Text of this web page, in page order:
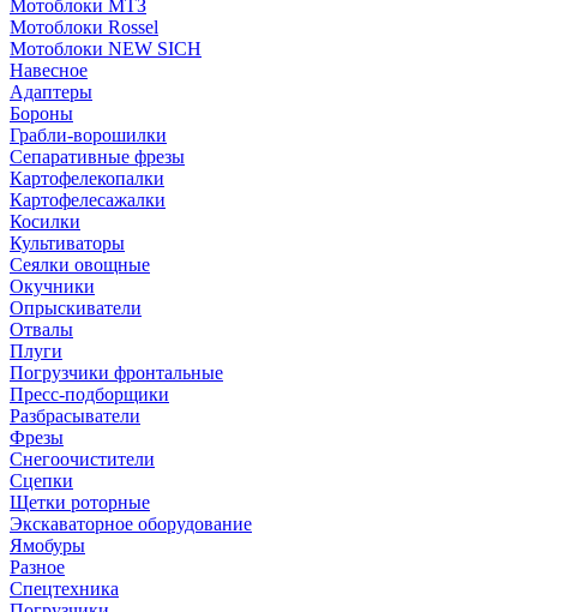
Мотоблоки МТЗ
Мотоблоки Rossel
Мотоблоки NEW SICH
Навесное
Адаптеры
Бороны
Грабли-ворошилки
Сепаративные фрезы
Картофелекопалки
Картофелесажалки
Косилки
Культиваторы
Сеялки овощные
Окучники
Опрыскиватели
Отвалы
Плуги
Погрузчики фронтальные
Пресс-подборщики
Разбрасыватели
Фрезы
Снегоочистители
Сцепки
Щетки роторные
Экскаваторное оборудование
Ямобуры
Разное
Спецтехника